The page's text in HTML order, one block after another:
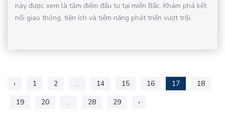
này được xem là tâm điểm đầu tư tại miền Bắc. Khám phá kết
nối giao thông, tiện ích và tiềm năng phát triển vượt trội.
‹ 1 2 ... 14 15 16 17
18
19
20 ... 28 29 ›